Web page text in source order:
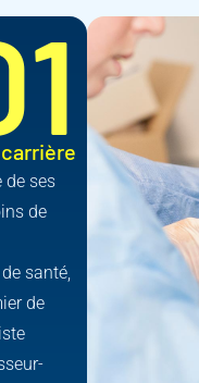
de ses
de
santé,
de